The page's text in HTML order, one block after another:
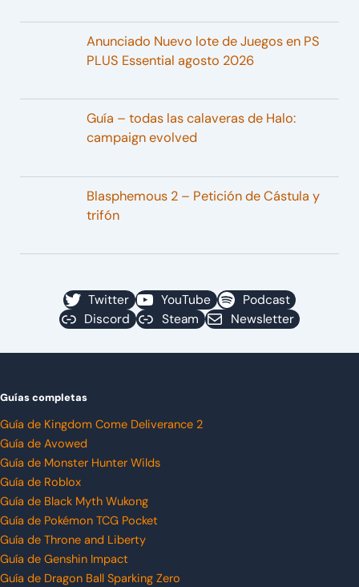
Anunciado Nuevo lote de Juegos en PS
PLUS Essential agosto 2026
Guía – todas las calaveras de Halo:
campaign evolved
Blasphemous 2 – Petición de Cástula y
trifón
Twitter YouTube
Podcast
Discord
Steam Newsletter
Guías completas
Guía de Kingdom Come Deliverance 2
Guía de Avowed
Guía de Monster Hunter Wilds
Guía de Roblox
Guía de Black Myth Wukong
Guía de Pokémon TCG Pocket
Guía de Throne and Liberty
Guía de Genshin Impact
Guía de Dragon Ball Sparking Zero